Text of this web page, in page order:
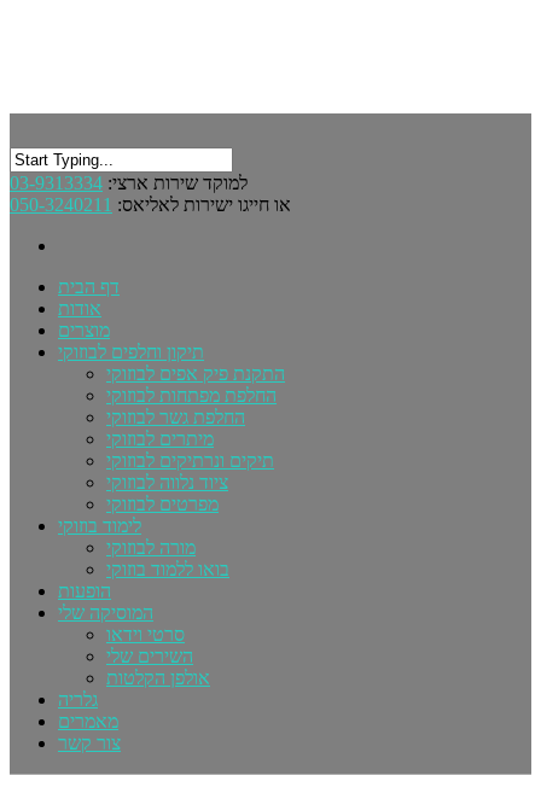
למוקד שירות ארצי: 03-9313334
או חייגו ישירות לאליאס: 050-3240211
דף הבית
אודות
מוצרים
תיקון וחלפים לבוזוקי
התקנת פיק אפים לבוזוקי
החלפת מפתחות לבוזוקי
החלפת גשר לבוזוקי
מיתרים לבוזוקי
תיקים ונרתיקים לבוזוקי
ציוד נלווה לבוזוקי
מפרטים לבוזוקי
לימוד בוזוקי
מורה לבוזוקי
בואו ללמוד בוזוקי
הופעות
המוסיקה שלי
סרטי וידאו
השירים שלי
אולפן הקלטות
גלריה
מאמרים
צור קשר